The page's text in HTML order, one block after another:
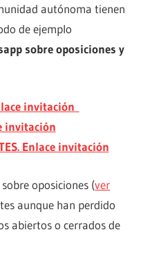
autónoma tienen
de ejemplo
sobre oposiciones y
invitación
invitación
Enlace invitación
sobre oposiciones (ver
aunque han perdido
abiertos o cerrados de